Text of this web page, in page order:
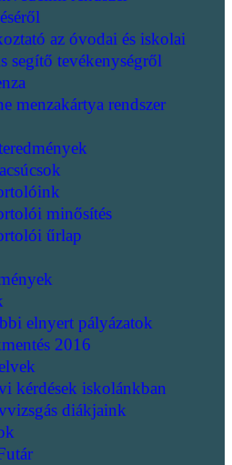
az óvodai és iskolai
segítő tevékenységről
menzakártya rendszer
minősítés
űrlap
elnyert pályázatok
2016
kérdések iskolánkban
diákjaink